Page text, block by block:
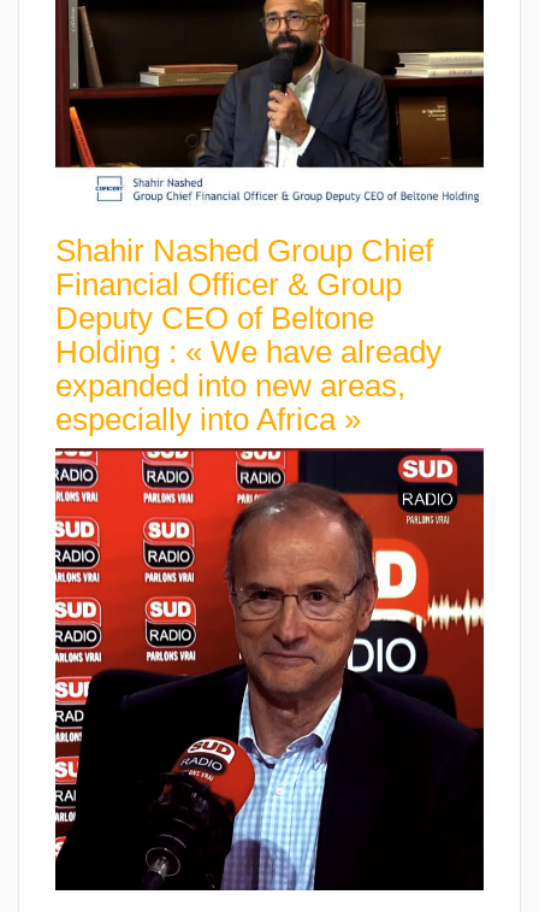
Shahir Nashed Group Chief
Financial Officer & Group
Deputy CEO of Beltone
Holding : « We have already
expanded into new areas,
especially into Africa »